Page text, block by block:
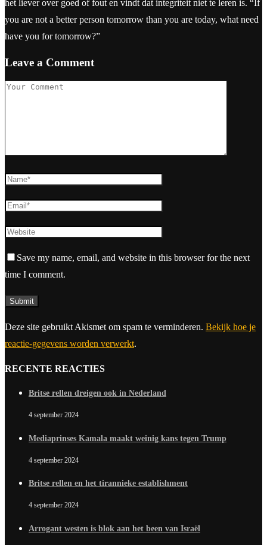
het liever over goed of fout en vindt dat integriteit niet te leren is. “If
you are not a better person tomorrow than you are today, what need
have you for tomorrow?”
Leave a Comment
Save my name, email, and website in this browser for the next
time I comment.
Deze site gebruikt Akismet om spam te verminderen. Bekijk hoe je
reactie-gegevens worden verwerkt.
RECENTE REACTIES
Britse rellen dreigen ook in Nederland
4 september 2024
Mediaprinses Kamala maakt weinig kans tegen Trump
4 september 2024
Britse rellen en het tirannieke establishment
4 september 2024
Arrogant westen is blok aan het been van Israël